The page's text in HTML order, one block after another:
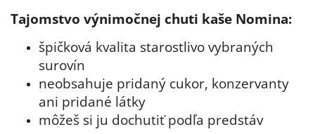
Tajomstvo výnimočnej chuti kaše Nomina:
špičková kvalita starostlivo vybraných
surovín
neobsahuje pridaný cukor, konzervanty
ani pridané látky
môžeš si ju dochutiť podľa predstáv